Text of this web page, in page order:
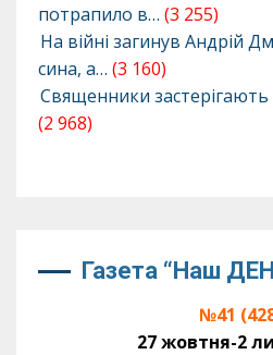
потрапило в… (3 255)
На війні загинув Андрій
сина, а… (3 160)
Священники застерігають
(2 968)
Газета “Наш
№41
27 жовтня-2